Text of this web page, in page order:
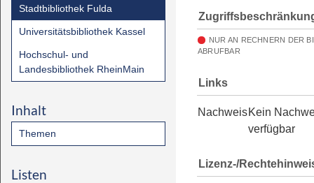
Stadtbibliothek Fulda
Universitätsbibliothek Kassel
Hochschul- und
Landesbibliothek RheinMain
Inhalt
Themen
Listen
NUR AN RECHNERN DER
ABRUFBAR
Links
NachweisKein
verfügbar
Lizenz-/